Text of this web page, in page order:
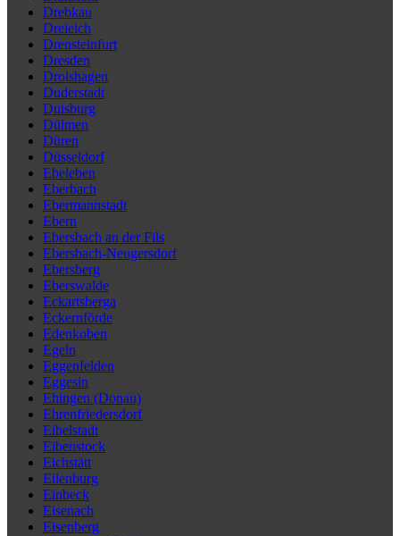
Drebkau
Dreieich
Drensteinfurt
Dresden
Drolshagen
Duderstadt
Duisburg
Dülmen
Düren
Düsseldorf
Ebeleben
Eberbach
Ebermannstadt
Ebern
Ebersbach an der Fils
Ebersbach-Neugersdorf
Ebersberg
Eberswalde
Eckartsberga
Eckernförde
Edenkoben
Egeln
Eggenfelden
Eggesin
Ehingen (Donau)
Ehrenfriedersdorf
Eibelstadt
Eibenstock
Eichstätt
Eilenburg
Einbeck
Eisenach
Eisenberg